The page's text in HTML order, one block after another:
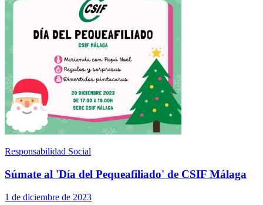
Responsabilidad Social
Súmate al 'Día del Pequeafiliado' de CSIF Málaga
1 de diciembre de 2023